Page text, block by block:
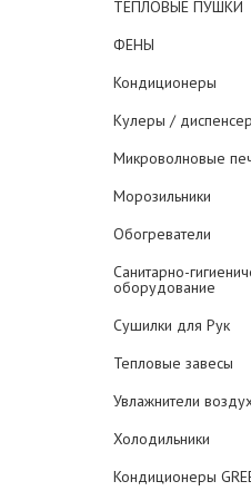
ТЕПЛОВЫЕ ПУШКИ
ФЕНЫ
Кондиционеры
Кулеры /
Микроволновые
Морозильники
Обогреватели
Санитарно-
оборудование
Сушилки для Рук
Тепловые завесы
Увлажнители
Холодильники
Кондиционеры